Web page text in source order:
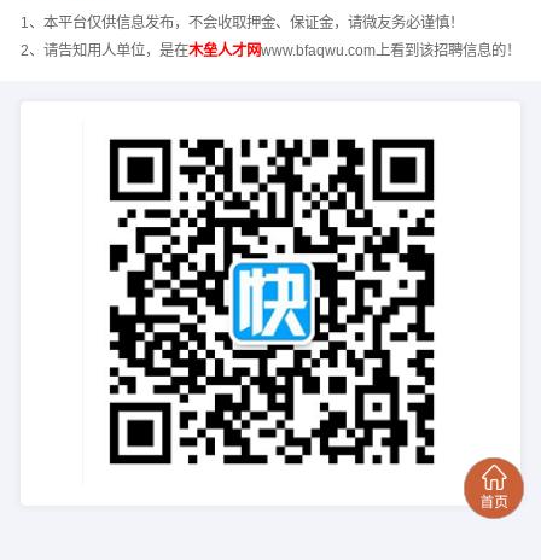
1、本平台仅供信息发布，不会收取押金、保证金，请微友务必谨慎！
2、请告知用人单位，是在木垒人才网www.bfaqwu.com上看到该招聘信息的！